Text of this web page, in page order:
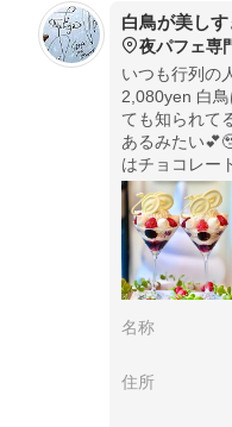
白鳥が美し
夜パフェ専
いつも行列の
2,080yen 白
ても知られて
あるみたい
はチョコレー
ームに覆われ
リバーブソル
名称
住所